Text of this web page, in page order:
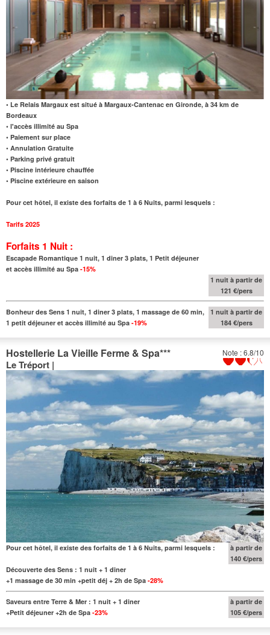
• Le Relais Margaux est situé à Margaux-Cantenac en Gironde, à 34 km de
Bordeaux
• l'accès illimité au Spa
• Paiement sur place
• Annulation Gratuite
• Parking privé gratuit
• Piscine intérieure chauffée
• Piscine extérieure en saison
Pour cet hôtel, il existe des forfaits de 1 à 6 Nuits, parmi lesquels :
Tarifs 2025
Forfaits 1 Nuit :
Escapade Romantique 1 nuit, 1 diner 3 plats, 1 Petit déjeuner
et accès illimité au Spa -15%
1 nuit à partir de
121 €/pers
Bonheur des Sens 1 nuit, 1 diner 3 plats, 1 massage de 60 min,
1 petit déjeuner et accès illimité au Spa -19%
1 nuit à partir de
184 €/pers
Note : 6.8/10
Hostellerie La Vieille Ferme & Spa***
Le Tréport |
Pour cet hôtel, il existe des forfaits de 1 à 6 Nuits, parmi lesquels :
Découverte des Sens : 1 nuit + 1 diner
+1 massage de 30 min +petit déj + 2h de Spa -28%
à partir de
140 €/pers
Saveurs entre Terre & Mer : 1 nuit + 1 diner
+Petit déjeuner +2h de Spa -23%
à partir de
105 €/pers